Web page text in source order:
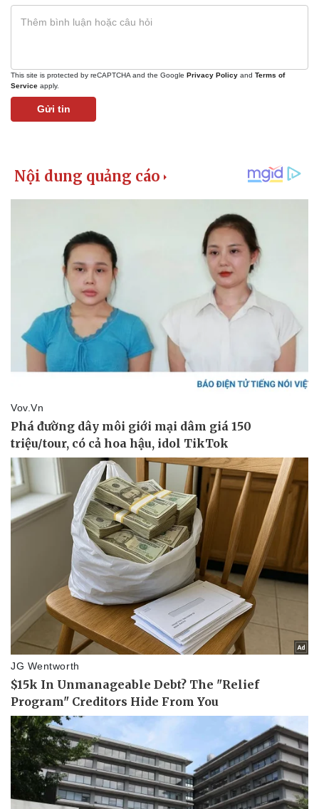
Kinh tế
Bất động sản
Thị trường
Giá vàng
Tiêu dùng
Giá cà phê
This site is protected by reCAPTCHA and the Google Privacy Policy and Terms of
Service apply.
Gửi tin